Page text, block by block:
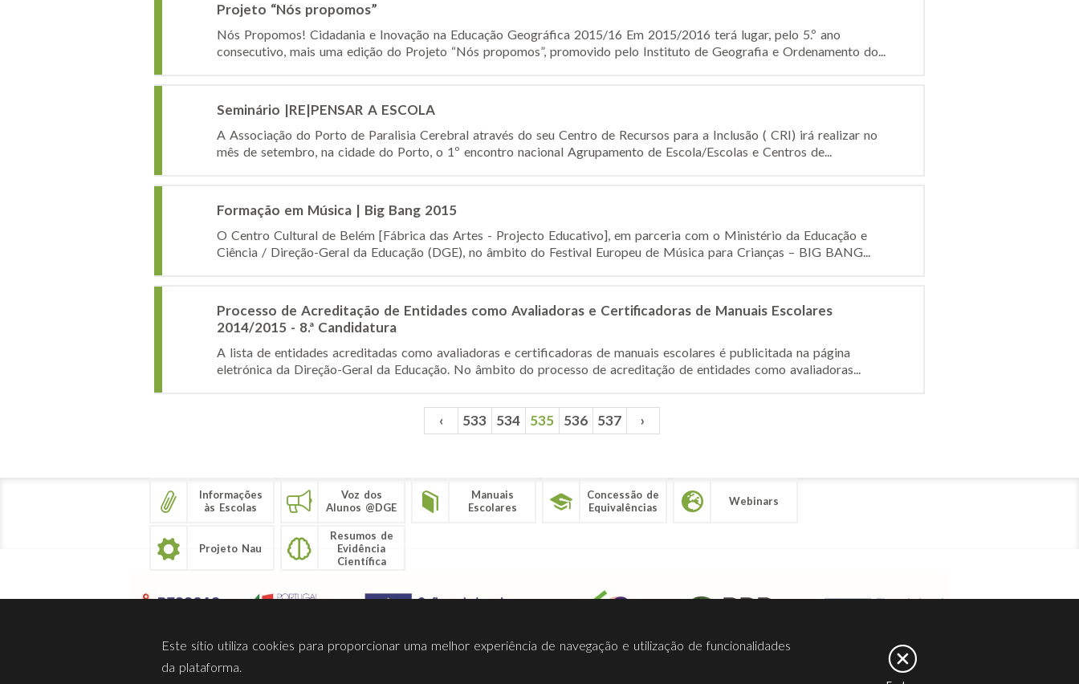
Projeto “Nós propomos”
Nós Propomos! Cidadania e Inovação na Educação Geográfica 2015/16 Em 2015/2016 terá lugar, pelo 5.º ano
consecutivo, mais uma edição do Projeto “Nós propomos”, promovido pelo Instituto de Geografia e Ordenamento do...
Seminário |RE|PENSAR A ESCOLA
A Associação do Porto de Paralisia Cerebral através do seu Centro de Recursos para a Inclusão ( CRI) irá realizar no
mês de setembro, na cidade do Porto, o 1º encontro nacional Agrupamento de Escola/Escolas e Centros de...
Formação em Música | Big Bang 2015
O Centro Cultural de Belém [Fábrica das Artes - Projecto Educativo], em parceria com o Ministério da Educação e
Ciência / Direção-Geral da Educação (DGE), no âmbito do Festival Europeu de Música para Crianças – BIG BANG...
Processo de Acreditação de Entidades como Avaliadoras e Certificadoras de Manuais Escolares
2014/2015 - 8.ª Candidatura
A lista de entidades acreditadas como avaliadoras e certificadoras de manuais escolares é publicitada na página
eletrónica da Direção-Geral da Educação. No âmbito do processo de acreditação de entidades como avaliadoras...
‹ 533 534 535 536 537 ›
Informações
às Escolas
Voz dos
Alunos @DGE
Manuais
Escolares
Concessão de
Equivalências
Webinars
Projeto Nau
Resumos de
Evidência
Científica
Este sítio utiliza cookies para proporcionar uma melhor experiência de navegação e utilização de funcionalidades
da plataforma.